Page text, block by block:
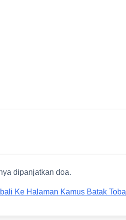
dipanjatkan doa.
Ke Halaman Kamus Batak Toba